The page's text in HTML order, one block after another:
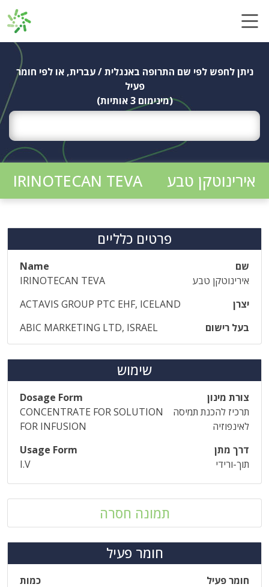
ניתן לחפש לפי שם התרופה באנגלית / עברית, או לפי חומר
פעיל
(מינימום 3 אותיות)
אירינוטקן טבע IRINOTECAN TEVA
פרטים כלליים
שם
Name
אירינוטקן טבע
IRINOTECAN TEVA
יצרן
ACTAVIS GROUP PTC EHF, ICELAND
בעל רישום
ABIC MARKETING LTD, ISRAEL
שימוש
צורת מינון
Dosage Form
תרכיז להכנת תמיסה
לאינפוזיה
CONCENTRATE FOR SOLUTION
FOR INFUSION
דרך מתן
Usage Form
תוך-ורידי
I.V
תמונה חסרה
חומר פעיל
חומר פעיל
כמות